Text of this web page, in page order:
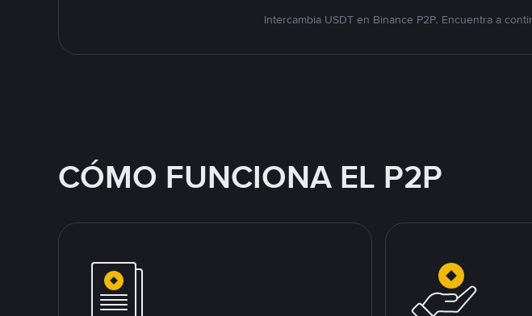
Intercambia USDT en Binance P2P. Encuentra a
CÓMO FUNCIONA EL P2P